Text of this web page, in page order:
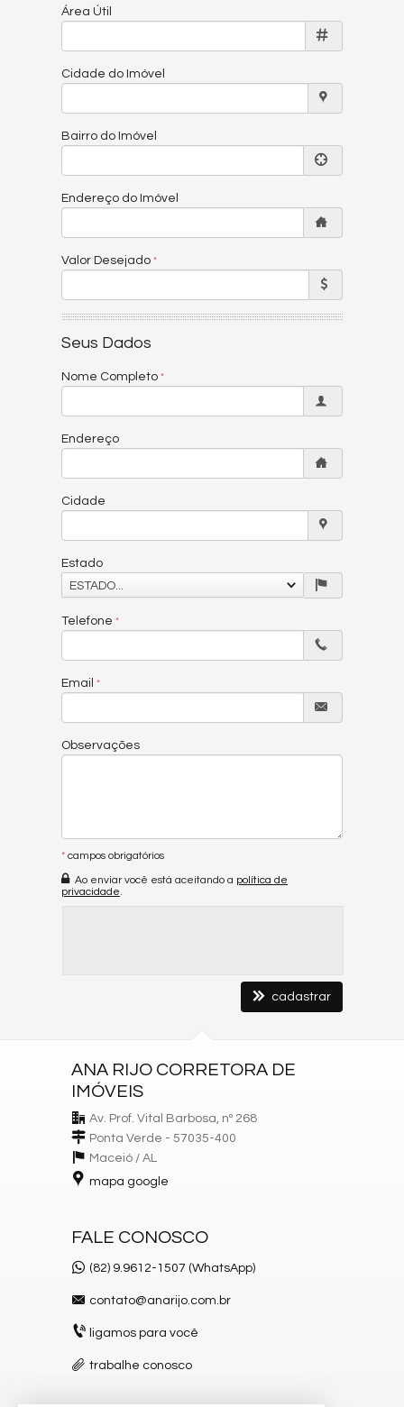
Área Útil
Cidade do Imóvel
Bairro do Imóvel
Endereço do Imóvel
Valor Desejado
Seus Dados
Nome Completo
Endereço
Cidade
Estado
ESTADO...
Telefone
Email
Observações
* campos obrigatórios
Ao enviar você está aceitando a política de
privacidade
cadastrar
ANA RIJO CORRETORA DE
IMÓVEIS
Av. Prof. Vital Barbosa, nº 268
Ponta Verde - 57035-400
Maceió / AL
mapa google
FALE CONOSCO
(82) 9.9612-1507 (WhatsApp)
contato@anarijo.com.br
ligamos para você
trabalhe conosco